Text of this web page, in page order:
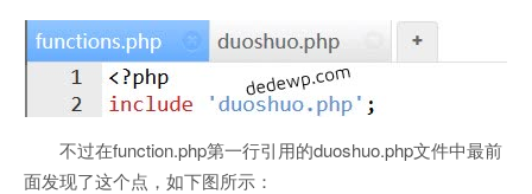
不过在function.php第一行引用的duoshuo.php文件中最前
面发现了这个点，如下图所示：